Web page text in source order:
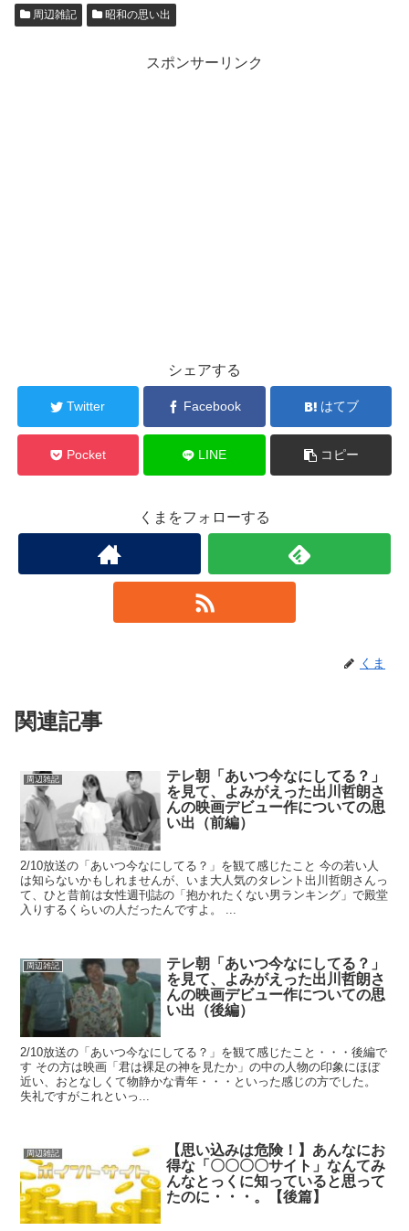
周辺雑記 昭和の思い出
スポンサーリンク
シェアする
Twitter Facebook はてブ
Pocket LINE コピー
くまをフォローする
くま
関連記事
周辺雑記
テレ朝「あいつ今なにしてる？」
を見て、よみがえった出川哲朗さ
んの映画デビュー作についての思
い出（前編）
2/10放送の「あいつ今なにしてる？」を観て感じたこと 今の若い人
は知らないかもしれませんが、いま大人気のタレント出川哲朗さんっ
て、ひと昔前は女性週刊誌の「抱かれたくない男ランキング」で殿堂
入りするくらいの人だったんですよ。 ...
周辺雑記
テレ朝「あいつ今なにしてる？」
を見て、よみがえった出川哲朗さ
んの映画デビュー作についての思
い出（後編）
2/10放送の「あいつ今なにしてる？」を観て感じたこと・・・後編で
す その方は映画「君は裸足の神を見たか」の中の人物の印象にほぼ
近い、おとなしくて物静かな青年・・・といった感じの方でした。
失礼ですがこれといっ...
周辺雑記
【思い込みは危険！】あんなにお
得な「〇〇〇〇サイト」なんてみ
んなとっくに知っていると思って
たのに・・・。【後篇】